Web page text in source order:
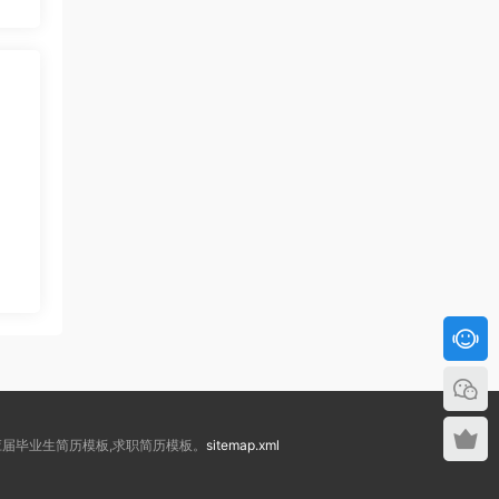
毕业生简历模板,求职简历模板。 sitemap.xml